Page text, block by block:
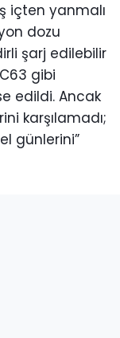
içten yanmalı
dozu
şarj edilebilir
gibi
edildi. Ancak
karşılamadı;
günlerini”